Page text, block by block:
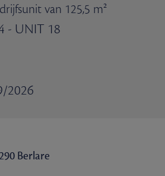
van 125,5 m²
- UNIT 18
2026
Berlare